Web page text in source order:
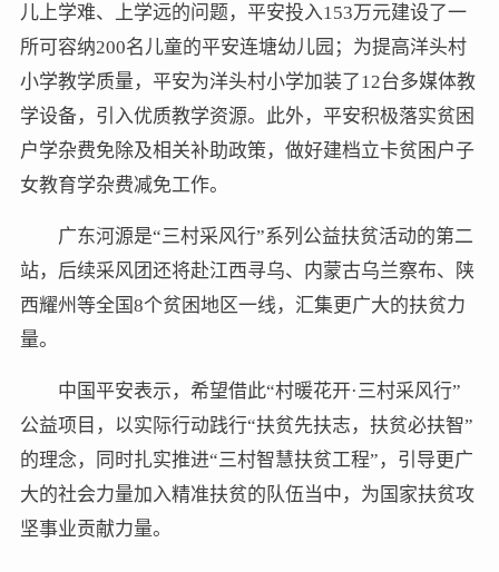
儿上学难、上学远的问题，平安投入153万元建设了一
所可容纳200名儿童的平安连塘幼儿园；为提高洋头村
小学教学质量，平安为洋头村小学加装了12台多媒体教
学设备，引入优质教学资源。此外，平安积极落实贫困
户学杂费免除及相关补助政策，做好建档立卡贫困户子
女教育学杂费减免工作。
广东河源是“三村采风行”系列公益扶贫活动的第二
站，后续采风团还将赴江西寻乌、内蒙古乌兰察布、陕
西耀州等全国8个贫困地区一线，汇集更广大的扶贫力
量。
中国平安表示，希望借此“村暖花开·三村采风行”
公益项目，以实际行动践行“扶贫先扶志，扶贫必扶智”
的理念，同时扎实推进“三村智慧扶贫工程”，引导更广
大的社会力量加入精准扶贫的队伍当中，为国家扶贫攻
坚事业贡献力量。